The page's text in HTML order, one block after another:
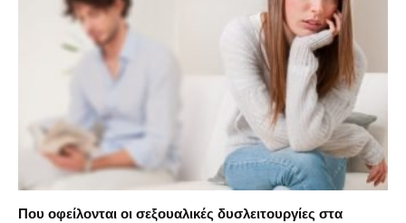
Που οφείλονται οι σεξουαλικές δυσλειτουργίες στα